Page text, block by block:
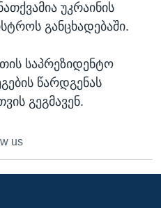
უკრაინის
განცხადებაში.
საპრეზიდენტო
წარდგენას
გეგმავენ.
us